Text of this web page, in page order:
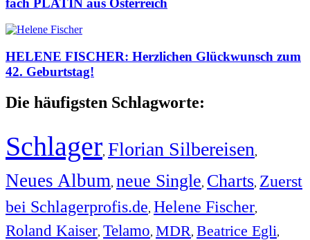
HELENE FISCHER: Herzlichen Glückwunsch zum
42. Geburtstag!
Die häufigsten Schlagworte:
Schlager, Florian Silbereisen,
Neues Album, neue Single, Charts, Zuerst
bei Schlagerprofis.de, Helene Fischer,
Roland Kaiser, Telamo, MDR, Beatrice Egli,